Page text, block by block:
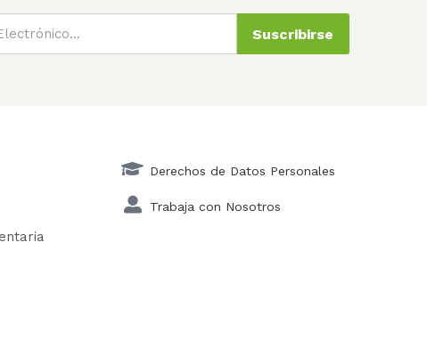
Suscribirse
Derechos de Datos Personales
Trabaja con Nosotros